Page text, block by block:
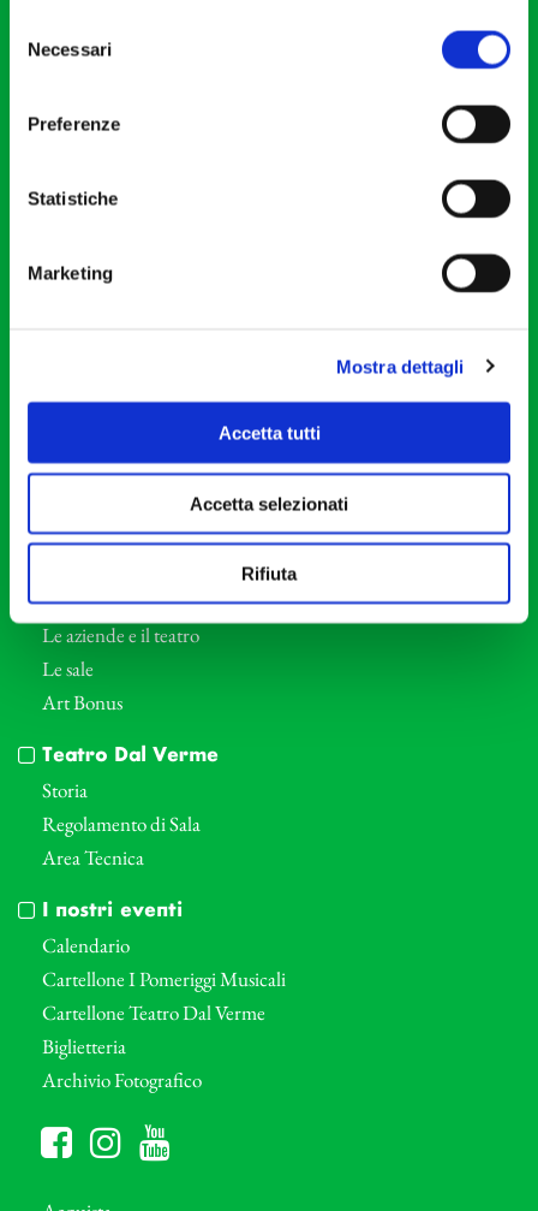
delNecessari
Preferenze
Statistiche
Marketing
Mostra dettagli
Accetta tutti
Accetta selezionati
Rifiuta
Via S. Giovanni sul Muro, 2
Cod. Fisc. 80078650159
Orchestra I Pomeriggi Musicali
Direttore Artistico
Professori d’Orchestra
Eventi Corporate
Le aziende e il teatro
Le sale
Art Bonus
Teatro Dal Verme
Storia
Regolamento di Sala
Area Tecnica
I nostri eventi
Calendario
Cartellone I Pomeriggi Musicali
Cartellone Teatro Dal Verme
Biglietteria
Archivio Fotografico